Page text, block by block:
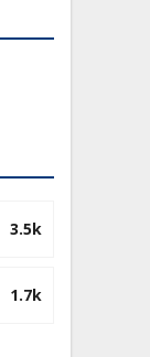
3.5k
1.7k